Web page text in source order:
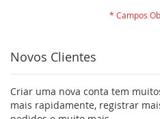
Novos Clientes
Criar uma nova conta tem
mais rapidamente, registrar